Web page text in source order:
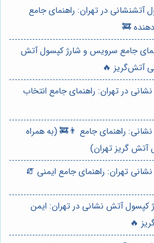
آتشنشانی در تهران: راهنمای جامع
دهنده 🚒
جامع سرویس و شارژ کپسول آتش
آتش‌گریز 🔥
در تهران: راهنمای جامع انتخاب
راهنمای جامع 👨‍🚒 (به همراه
گریز تهران)
تهران: راهنمای جامع ایمنی 🧯
کپسول آتش نشانی در تهران: ایمن
🔥